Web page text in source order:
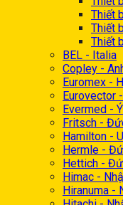
Thiết
Thiết
Thiết
BEL - Italia
Copley -
Euromex -
Eurovector
Evermed - Ý
Fritsch -
Hamilton -
Hermle -
Hettich -
Himac -
Hiranuma -